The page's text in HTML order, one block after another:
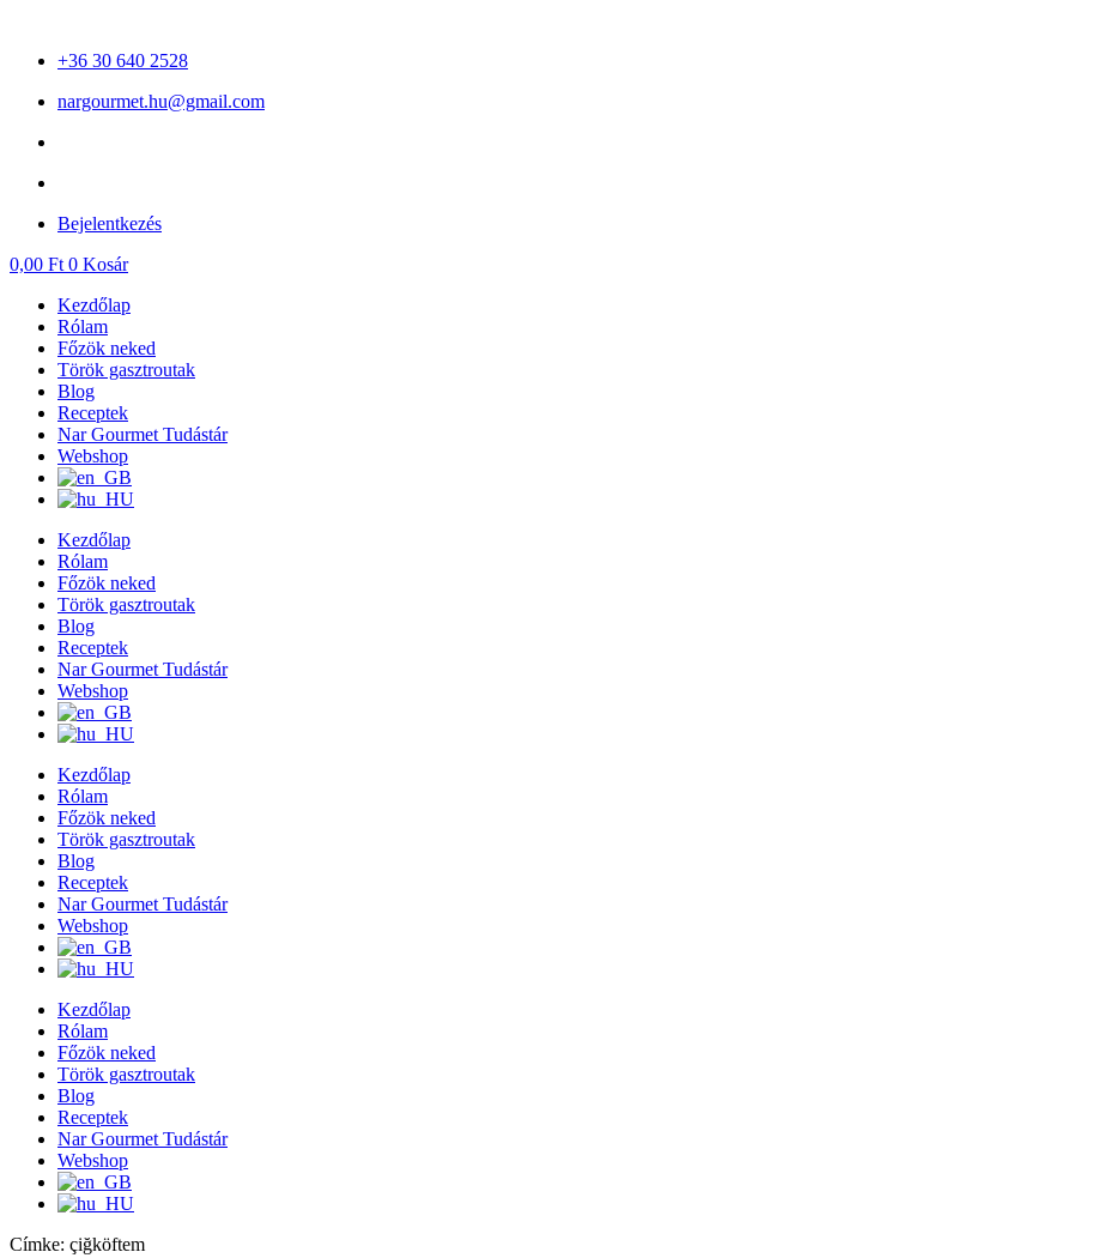
tartalomhoz+36 30 640 2528
nargourmet.hu@gmail.com
Bejelentkezés
0,00 Ft 0 Kosár
Kezdőlap
Rólam
Főzök neked
Török gasztroutak
Blog
Receptek
Nar Gourmet Tudástár
Webshop
Kezdőlap
Rólam
Főzök neked
Török gasztroutak
Blog
Receptek
Nar Gourmet Tudástár
Webshop
Kezdőlap
Rólam
Főzök neked
Török gasztroutak
Blog
Receptek
Nar Gourmet Tudástár
Webshop
Kezdőlap
Rólam
Főzök neked
Török gasztroutak
Blog
Receptek
Nar Gourmet Tudástár
Webshop
Címke: çiğköftem